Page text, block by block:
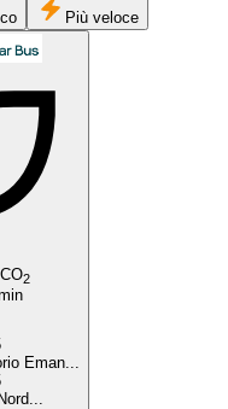
Più veloce
2
Eman...